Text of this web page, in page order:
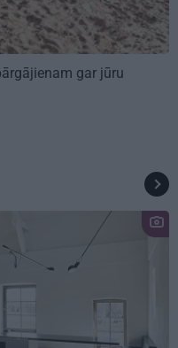
gar jūru